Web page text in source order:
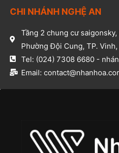
CHI NHÁNH NGHỆ AN​
Tầng 2 chung cư
Phường Đội Cung, TP.
Tel: (024) 7308 6680 -
Email: